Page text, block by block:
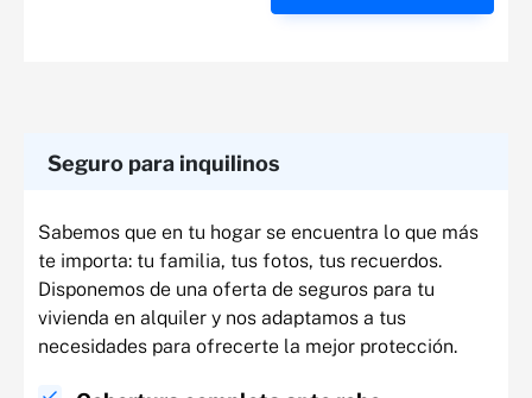
Seguro para inquilinos
Sabemos que en tu hogar se encuentra lo que más
te importa: tu familia, tus fotos, tus recuerdos.
Disponemos de una oferta de seguros para tu
vivienda en alquiler y nos adaptamos a tus
necesidades para ofrecerte la mejor protección.